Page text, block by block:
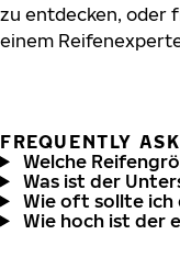
zu entdecken, oder
einem
FREQUENTLY
Welche
Was ist der
Wie oft sollte ich
Wie hoch ist der